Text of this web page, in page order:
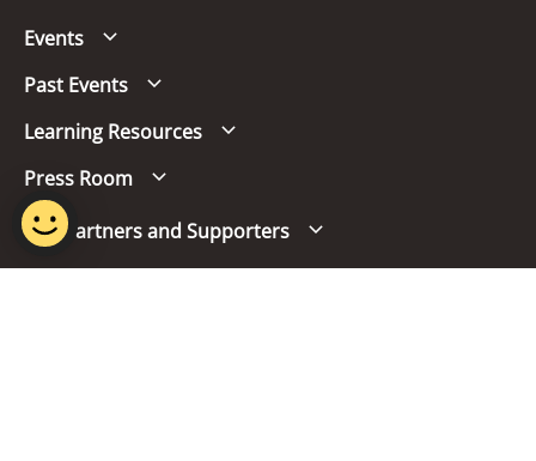
Events
Past Events
Learning Resources
Press Room
Our Partners and Supporters